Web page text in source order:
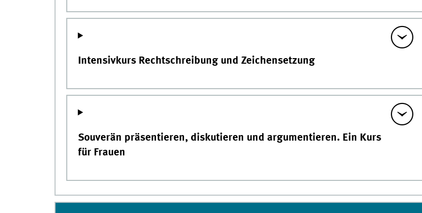
Intensivkurs Rechtschreibung und Zeichensetzung
Souverän präsentieren, diskutieren und argumentieren. Ein Kurs
für Frauen